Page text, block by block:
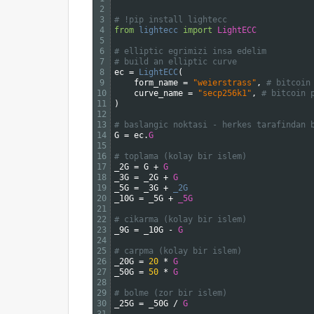
2
3
4
5
6
7
8
9
10
11
12
13
14
15
16
17
18
19
20
21
22
23
24
25
26
27
28
29
30
# !pip install lightecc
from lightecc import LightECC
# elliptic egrimizi insa edelim
# build an elliptic curve
ec = LightECC(
form_name = "weierstrass" ,
# bitcoin
curve_name = "secp256k1" ,
# bitcoin
)
# baslangic noktasi - herkes
G = ec.G
# toplama (kolay bir islem)
_2G = G + G
_3G = _2G + G
_5G = _3G +
_2G
_10G = _5G + _5G
# cikarma (kolay bir islem)
_9G = _10G - G
# carpma (kolay bir islem)
_20G = 20 * G
_50G = 50 * G
# bolme (zor bir islem)
_25G = _50G / G